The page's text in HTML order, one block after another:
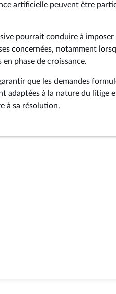
artificielle peuvent être
pourrait conduire à imposer
concernées, notamment
phase de croissance.
que les demandes
adaptées à la nature du litige
à sa résolution.